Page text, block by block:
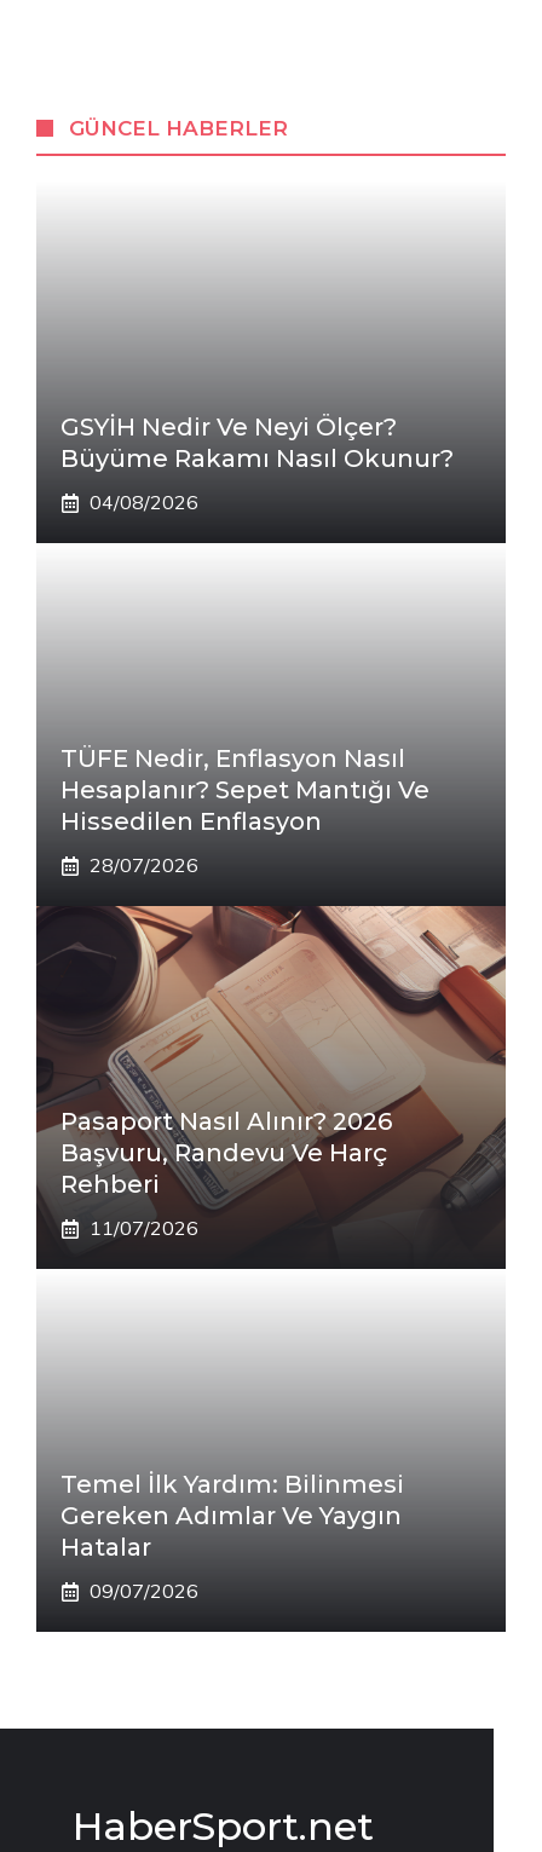
GÜNCEL HABERLER
GSYİH Nedir Ve Neyi Ölçer?
Büyüme Rakamı Nasıl Okunur?
04/08/2026
TÜFE Nedir, Enflasyon Nasıl
Hesaplanır? Sepet Mantığı Ve
Hissedilen Enflasyon
28/07/2026
Pasaport Nasıl Alınır? 2026
Başvuru, Randevu Ve Harç
Rehberi
11/07/2026
Temel İlk Yardım: Bilinmesi
Gereken Adımlar Ve Yaygın
Hatalar
09/07/2026
HaberSport.net